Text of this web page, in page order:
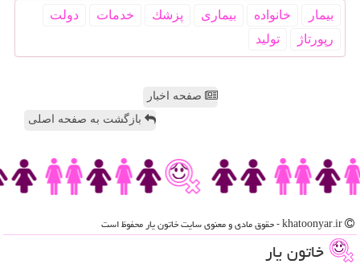
بیمار خانواده بیماری پزشك خدمات
دولت
رپورتاژ
تولید
صفحه اخبار
بازگشت به صفحه اصلی
خاتون یار